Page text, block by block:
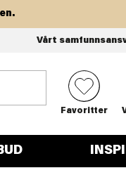
Vårt
0
Favoritter